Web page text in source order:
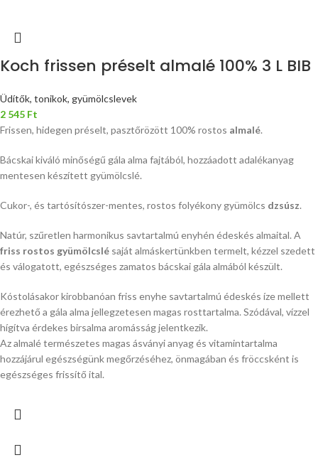
Koch frissen préselt almalé 100% 3 L BIB
Üdítők, tonikok, gyümölcslevek
2 545 Ft
Frissen, hidegen préselt, pasztőrözött 100% rostos almalé.
Bácskai kiváló minőségű gála alma fajtából, hozzáadott adalékanyag
mentesen készített gyümölcslé.
Cukor-, és tartósítószer-mentes, rostos folyékony gyümölcs dzsúsz.
Natúr, szűretlen harmonikus savtartalmú enyhén édeskés almaital. A
friss rostos gyümölcslé saját almáskertünkben termelt, kézzel szedett
és válogatott, egészséges zamatos bácskai gála almából készült.
Kóstolásakor kirobbanóan friss enyhe savtartalmú édeskés íze mellett
érezhető a gála alma jellegzetesen magas rosttartalma. Szódával, vízzel
hígítva érdekes birsalma aromásság jelentkezik.
Az almalé természetes magas ásványi anyag és vitamintartalma
hozzájárul egészségünk megőrzéséhez, önmagában és fröccsként is
egészséges frissítő ital.